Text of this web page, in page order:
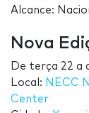
Alcance:
Nova
De terça 22 a
Local: NECC
Center